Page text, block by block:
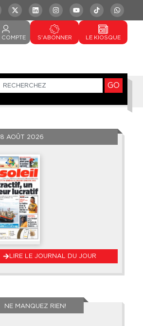
COMPTE S'ABONNER LE KIOSQUE
GO
8 AOÛT 2026
LIRE LE JOURNAL DU JOUR
NE MANQUEZ RIEN!